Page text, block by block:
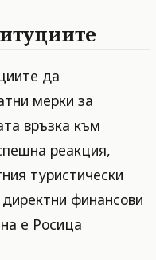
да
мерки за
връзка към
реакция,
туристически
финансови
е Росица